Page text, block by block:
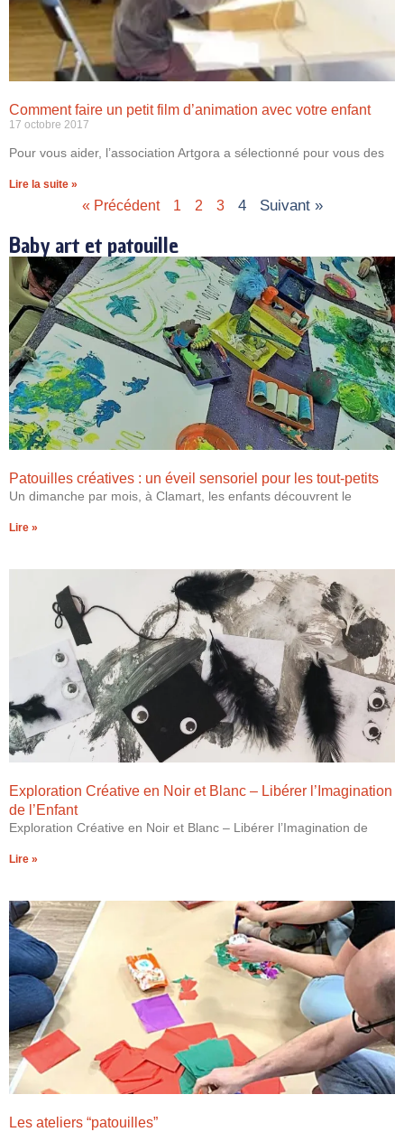
Comment faire un petit film d’animation avec votre enfant
17 octobre 2017
Pour vous aider, l’association Artgora a sélectionné pour vous des
Lire la suite »
« Précédent 1 2 3 4 Suivant »
Baby art et patouille
Patouilles créatives : un éveil sensoriel pour les tout-petits
Un dimanche par mois, à Clamart, les enfants découvrent le
Lire »
Exploration Créative en Noir et Blanc – Libérer l’Imagination
de l’Enfant
Exploration Créative en Noir et Blanc – Libérer l’Imagination de
Lire »
Les ateliers “patouilles”